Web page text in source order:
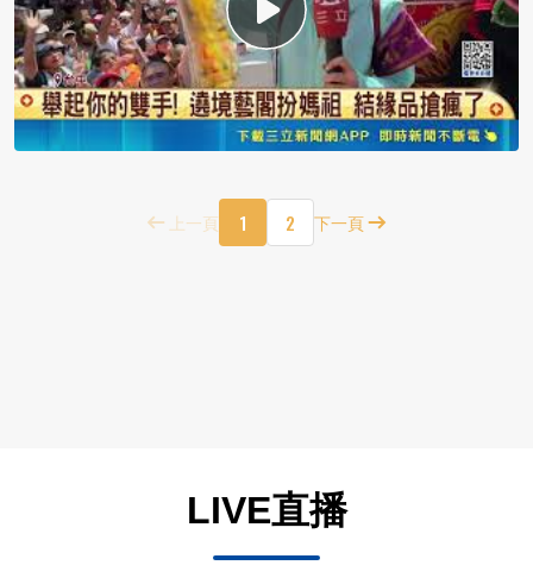
上一頁 1 2 下一頁
LIVE直播